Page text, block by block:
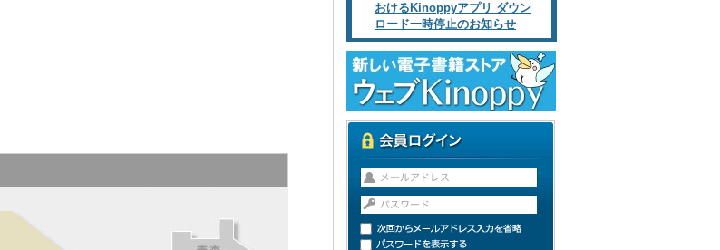
おけるKinoppyアプリ ダウン
ロード一時停止のお知らせ